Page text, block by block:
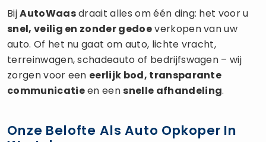
BijAutoWaasdraait alles om één ding: het voor u
snel, veilig en zonder gedoeverkopen van uw
auto. Of het nu gaat om auto, lichte vracht,
terreinwagen, schadeauto of bedrijfswagen – wij
zorgen voor een eerlijk bod, transparante
communicatieen eensnelle afhandeling.
Onze Belofte Als Auto Opkoper In